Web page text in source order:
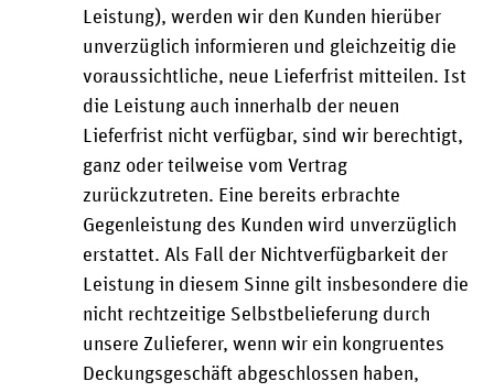
Leistung), werden wir den Kunden hierüber
unverzüglich informieren und gleichzeitig die
voraussichtliche, neue Lieferfrist mitteilen. Ist
die Leistung auch innerhalb der neuen
Lieferfrist nicht verfügbar, sind wir berechtigt,
ganz oder teilweise vom Vertrag
zurückzutreten. Eine bereits erbrachte
Gegenleistung des Kunden wird unverzüglich
erstattet. Als Fall der Nichtverfügbarkeit der
Leistung in diesem Sinne gilt insbesondere die
nicht rechtzeitige Selbstbelieferung durch
unsere Zulieferer, wenn wir ein kongruentes
Deckungsgeschäft abgeschlossen haben,